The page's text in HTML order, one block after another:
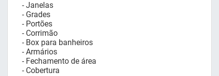
- Janelas
- Grades
- Portões
- Corrimão
- Box para banheiros
- Armários
- Fechamento de área
- Cobertura